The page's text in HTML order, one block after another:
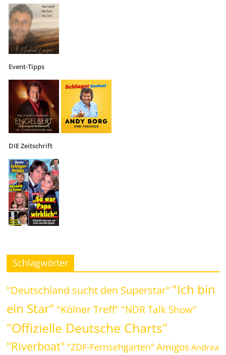
Event-Tipps
DIE Zeitschrift
Schlagwörter
"Deutschland sucht den Superstar" "Ich bin
ein Star" "Kölner Treff" "NDR Talk Show"
"Offizielle Deutsche Charts"
"Riverboat" "ZDF-Fernsehgarten" Amigos Andrea